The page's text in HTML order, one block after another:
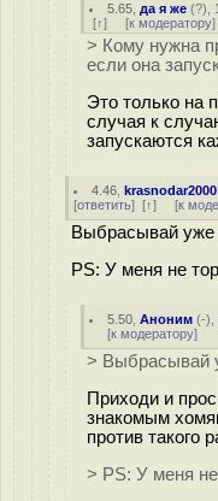
5.65 да я же (?),
[↑] [к модератору]
> Кому нужна
если она
Это только на
случая к
запускаются
4.46 ,krasnodar2000
[ответить] [↑] [к
Выбрасывай уже
PS: У меня не
5.50 ,Аноним (-),
[к модератору]
> Выбрасывай
Приходи и
знакомым
против такого
> PS: У меня не